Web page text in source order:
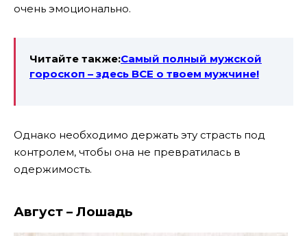
очень эмоционально.
Читайте также:Самый полный мужской
гороскоп – здесь ВСЕ о твоем мужчине!
Однако необходимо держать эту страсть под
контролем, чтобы она не превратилась в
одержимость.
Август – Лошадь